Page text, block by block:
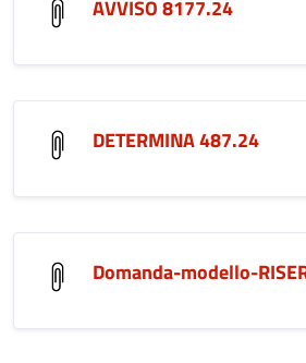
AVVISO 8177.24
DETERMINA 487.24
Domanda-modello-